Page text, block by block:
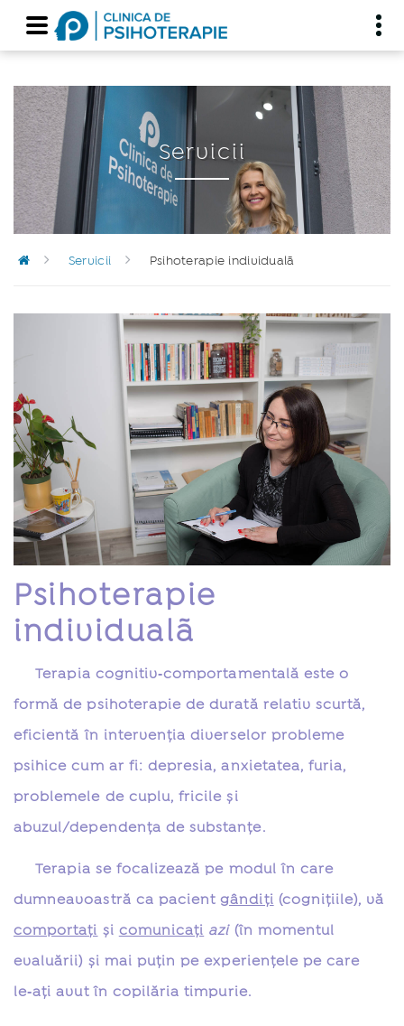
Servicii
Servicii Psihoterapie individualã
Psihoterapie
individualã
Terapia cognitiv‑comportamentală este o
formă de psihoterapie de durată relativ scurtă,
eficientă în intervenţia diverselor probleme
psihice cum ar fi: depresia, anxietatea, furia,
problemele de cuplu, fricile şi
abuzul/dependenţa de substanţe.
Terapia se focalizează pe modul în care
dumneavoastră ca pacientgândiţi (cogniţiile), vă
comportaţi şi comunicaţi azi (în momentul
evaluării) şi mai puţin pe experienţele pe care
le‑aţi avut în copilăria timpurie.